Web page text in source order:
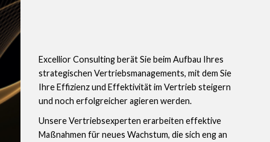
Excellior Consulting berät Sie beim Aufbau Ihres
strategischen Vertriebsmanagements, mit dem Sie
Ihre Effizienz und Effektivität im Vertrieb steigern
und noch erfolgreicher agieren werden.
Unsere Vertriebsexperten erarbeiten effektive
Maßnahmen für neues Wachstum, die sich eng an